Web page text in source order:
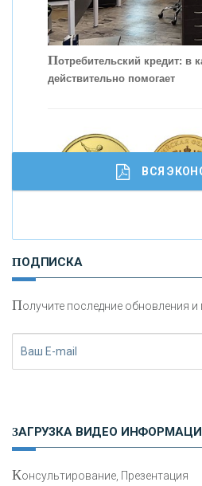
Скорость - один из
кредитовании
Потребительский кредит: в
действительно помогает
И
сохранения и увеличения
ВСЯ
ПОДПИСКА
Получите последние обновления
ЗАГРУЗКА ВИДЕО
Консультирование, Презентация